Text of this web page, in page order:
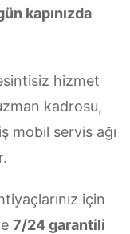
kapınızda
hizmet
kadrosu,
mobil servis ağı
için
7/24 garantili